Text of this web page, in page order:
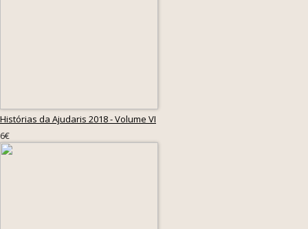
Histórias da Ajudaris 2018 - Volume VI
6€